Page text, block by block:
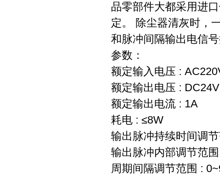
品零部件大都采用进
定。 除尘器清灰时，
和脉冲间隔输出电信
参数：
额定输入电压 :
额定输出电压 :
额定输出电流 : 1A
耗电 : ≤8W
输出脉冲持续时间调
输出脉冲内部调节范
周期间隔调节范围 :